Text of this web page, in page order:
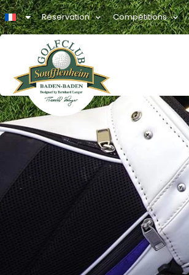
Réservation Compétitions